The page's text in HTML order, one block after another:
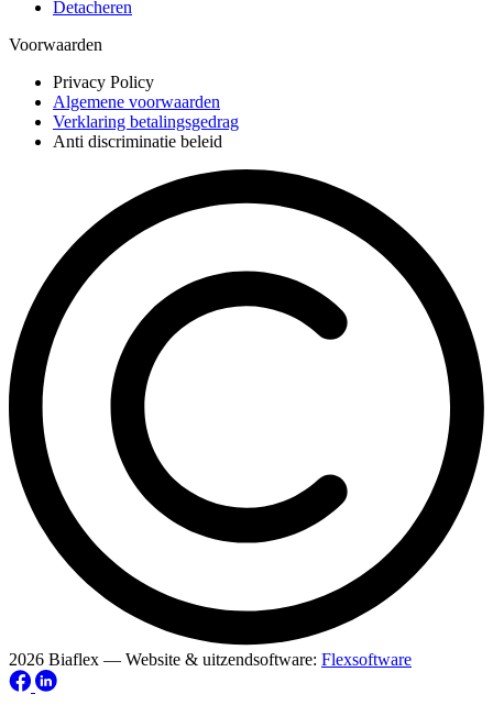
Detacheren
Voorwaarden
Privacy Policy
Algemene voorwaarden
Verklaring betalingsgedrag
Anti discriminatie beleid
2026 Biaflex — Website & uitzendsoftware: Flexsoftware